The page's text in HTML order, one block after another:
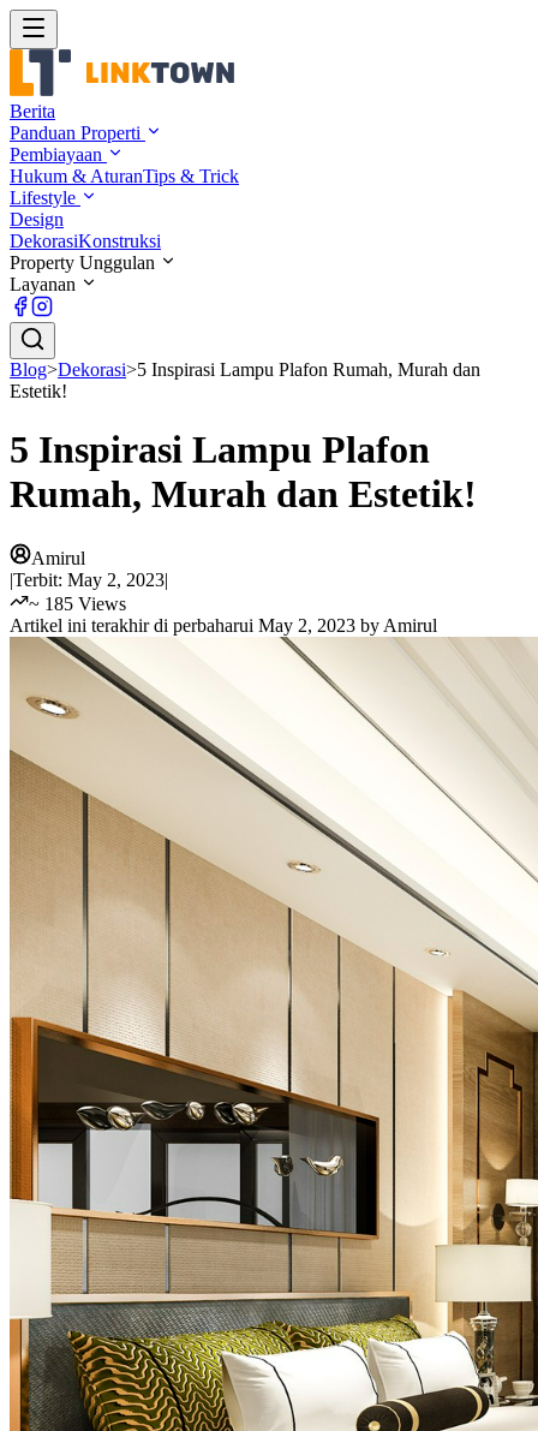
Berita
Panduan Properti
Pembiayaan
Hukum & AturanTips & Trick
Lifestyle
Design
DekorasiKonstruksi
Property Unggulan
Layanan
Blog>Dekorasi>5 Inspirasi Lampu Plafon Rumah, Murah dan
Estetik!
5 Inspirasi Lampu Plafon
Rumah, Murah dan Estetik!
Amirul
|Terbit: May 2, 2023|
~ 185 Views
Artikel ini terakhir di perbaharui May 2, 2023 by Amirul